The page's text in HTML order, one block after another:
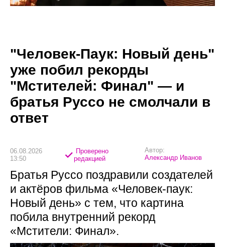
"Человек-Паук: Новый день"
уже побил рекорды
"Мстителей: Финал" — и
братья Руссо не смолчали в
ответ
06.08.2026
13:50
Проверено
редакцией
Автор:
Александр Иванов
Братья Руссо поздравили создателей
и актёров фильма «Человек-паук:
Новый день» с тем, что картина
побила внутренний рекорд
«Мстители: Финал».